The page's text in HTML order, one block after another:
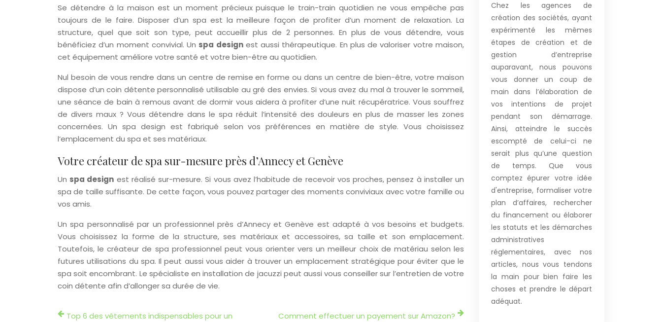
Se détendre à la maison est un moment précieux puisque le train-train quotidien ne vous empêche pas
toujours de le faire. Disposer d’un spa est la meilleure façon de profiter d’un moment de relaxation. La
structure, quel que soit son type, peut accueillir plus de 2 personnes. En plus de vous détendre, vous
bénéficiez d’un moment convivial. Un spa designest aussi thérapeutique. En plus de valoriser votre maison,
cet équipement améliore votre santé et votre bien-être au quotidien.
Nul besoin de vous rendre dans un centre de remise en forme ou dans un centre de bien-être, votre maison
dispose d’un coin détente personnalisé utilisable au gré des envies. Si vous avez du mal à trouver le sommeil,
une séance de bain à remous avant de dormir vous aidera à profiter d’une nuit récupératrice. Vous souffrez
de divers maux ? Vous détendre dans le spa réduit l’intensité des douleurs en plus de masser les zones
concernées. Un spa design est fabriqué selon vos préférences en matière de style. Vous choisissez
l’emplacement du spa et ses matériaux.
Votre créateur de spa sur-mesure près d’Annecy et Genève
Un spa design est réalisé sur-mesure. Si vous avez l’habitude de recevoir vos proches, pensez à installer un
spa de taille suffisante. De cette façon, vous pouvez partager des moments conviviaux avec votre famille ou
vos amis.
Un spa personnalisé par un professionnel près d’Annecy et Genève est adapté à vos besoins et budgets.
Vous choisissez la forme de la structure, ses matériaux et accessoires, sa taille et son emplacement.
Toutefois, le créateur de spa professionnel peut vous orienter vers un meilleur choix de matériau selon les
futures utilisations du spa. Il peut aussi vous aider à trouver un emplacement stratégique pour éviter que le
spa soit encombrant. Le spécialiste en installation de jacuzzi peut aussi vous conseiller sur l’entretien de votre
coin détente afin d’allonger sa durée de vie.
Top 6 des vêtements indispensables pour un
Comment effectuer un payement sur Amazon?
Chez les agences de
création des sociétés, ayant
expérimenté les mêmes
étapes de création et de
gestion d’entreprise
auparavant, nous pouvons
vous donner un coup de
main dans l’élaboration de
vos intentions de projet
pendant son démarrage.
Ainsi, atteindre le succès
escompté de celui-ci ne
serait plus qu’une question
de temps. Que vous
comptez épurer votre idée
d'entreprise, formaliser votre
plan d’affaires, rechercher
du financement ou élaborer
les statuts et les démarches
administratives
réglementaires, avec nos
articles, nous vous tendons
la main pour bien faire les
choses et prendre le départ
adéquat.